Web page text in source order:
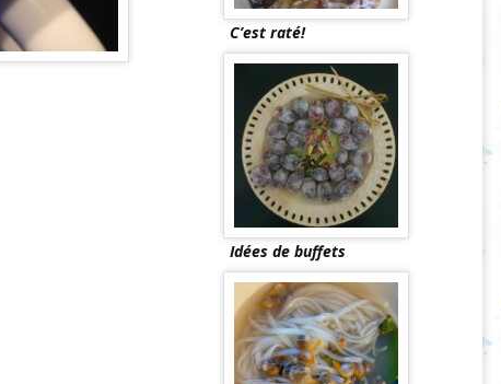
C’est raté!
Idées de buffets